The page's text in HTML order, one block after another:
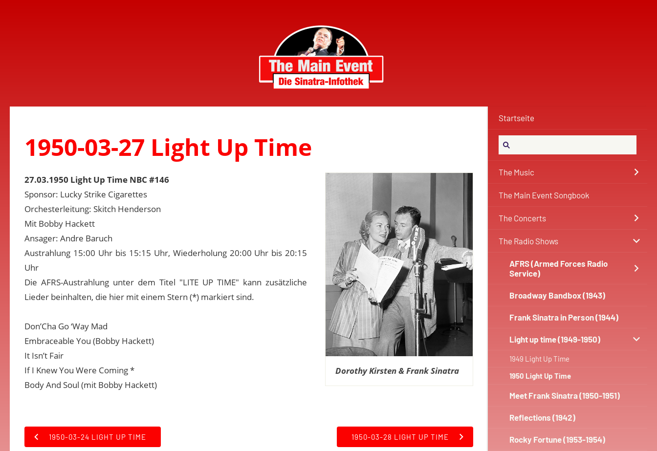
Startseite
The Music
The Main Event Songbook
The Concerts
The Radio Shows
AFRS (Armed Forces Radio
Service)
Broadway Bandbox (1943)
Frank Sinatra in Person (1944)
Light up time (1949-1950)
1949 Light Up Time
1950 Light Up Time
Meet Frank Sinatra (1950-1951)
Reflections (1942)
Rocky Fortune (1953-1954)
1950-03-27 Light Up Time
Dorothy Kirsten & Frank Sinatra
27.03.1950 Light Up Time NBC #146
Sponsor: Lucky Strike Cigarettes
Orchesterleitung: Skitch Henderson
Mit Bobby Hackett
Ansager: Andre Baruch
Austrahlung 15:00 Uhr bis 15:15 Uhr, Wiederholung 20:00 Uhr bis 20:15
Uhr
Die AFRS-Austrahlung unter dem Titel "LITE UP TIME" kann zusätzliche
Lieder beinhalten, die hier mit einem Stern (*) markiert sind.
Don’Cha Go ‘Way Mad
Embraceable You (Bobby Hackett)
It Isn’t Fair
If I Knew You Were Coming *
Body And Soul (mit Bobby Hackett)
1950-03-24 LIGHT UP TIME 1950-03-28 LIGHT UP TIME